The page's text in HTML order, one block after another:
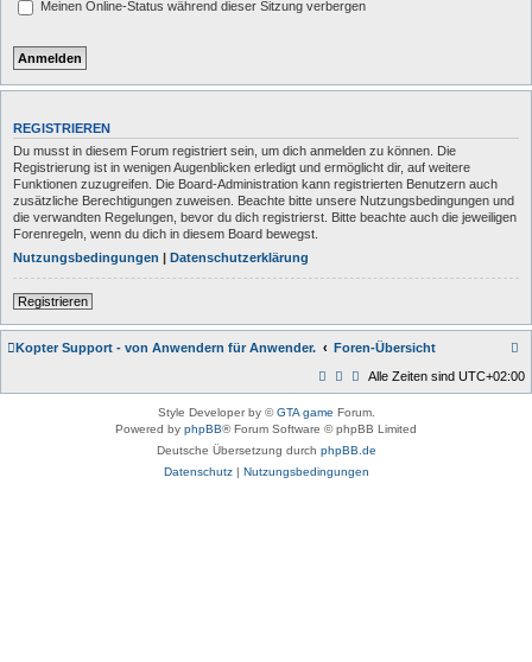
Meinen Online-Status während dieser Sitzung verbergen
REGISTRIEREN
Du musst in diesem Forum registriert sein, um dich anmelden zu können. Die
Registrierung ist in wenigen Augenblicken erledigt und ermöglicht dir, auf weitere
Funktionen zuzugreifen. Die Board-Administration kann registrierten Benutzern auch
zusätzliche Berechtigungen zuweisen. Beachte bitte unsere Nutzungsbedingungen und
die verwandten Regelungen, bevor du dich registrierst. Bitte beachte auch die jeweiligen
Forenregeln, wenn du dich in diesem Board bewegst.
Nutzungsbedingungen | Datenschutzerklärung
Registrieren
Kopter Support - von Anwendern für Anwender.
Foren-Übersicht
Alle Zeiten sind UTC+02:00
Style Developer by ©GTA game Forum.
Powered by phpBB® Forum Software © phpBB Limited
Deutsche Übersetzung durch phpBB.de
Datenschutz | Nutzungsbedingungen